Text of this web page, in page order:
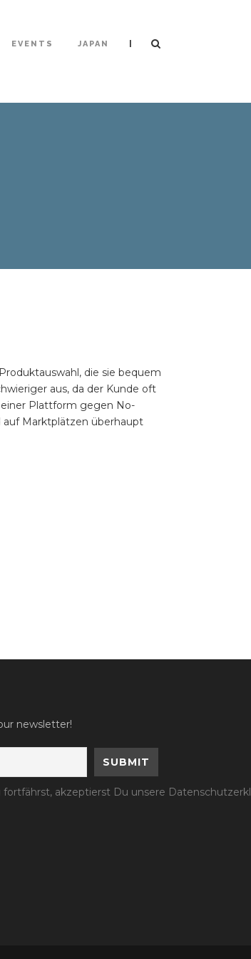
EVENTS JAPAN |
die sie bequem
aus, da der Kunde oft
einer Plattform gegen No-
auf Marktplätzen überhaupt
newsletter!
fortfährst, akzeptierst Du unsere